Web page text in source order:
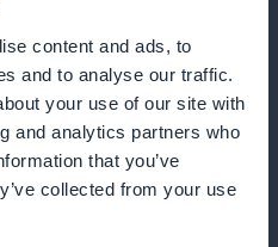
content and ads, to
and to analyse our traffic.
your use of our site with
and analytics partners who
that you’ve
collected from your use
käyttäjän
palautetta, joka auttaa
edistymistään ja